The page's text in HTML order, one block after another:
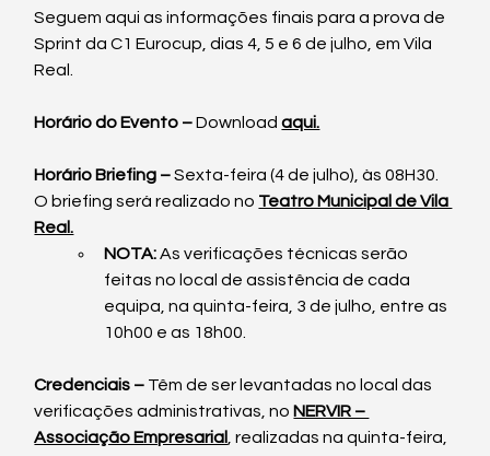
Seguem aqui as informações finais para a prova de
Sprint da C1 Eurocup, dias 4, 5 e 6 de julho, em Vila
Real.
Horário do Evento – Download aqui.
Horário Briefing – Sexta-feira (4 de julho), às 08H30.
O briefing será realizado no Teatro Municipal de Vila
Real.
NOTA: As verificações técnicas serão
feitas no local de assistência de cada
equipa, na quinta-feira, 3 de julho, entre as
10h00 e as 18h00.
Credenciais – Têm de ser levantadas no local das
verificações administrativas, no NERVIR –
Associação Empresarial
, realizadas na quinta-feira,